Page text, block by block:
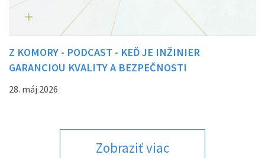
Z KOMORY - PODCAST - KEĎ JE INŽINIER
GARANCIOU KVALITY A BEZPEČNOSTI
28. máj 2026
Zobraziť viac